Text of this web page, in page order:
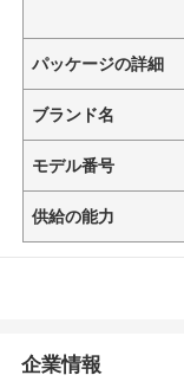
パッケージの詳細
ブランド名
モデル番号
供給の能力
企業情報